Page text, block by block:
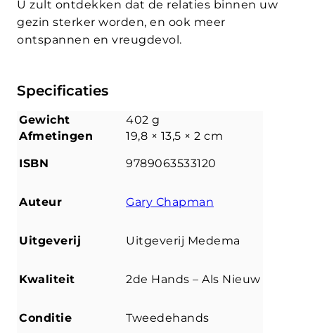
U zult ontdekken dat de relaties binnen uw
gezin sterker worden, en ook meer
ontspannen en vreugdevol.
Specificaties
Gewicht
402 g
Afmetingen
19,8 × 13,5 × 2 cm
ISBN 9789063533120
Auteur Gary Chapman
Uitgeverij Uitgeverij Medema
Kwaliteit 2de Hands – Als Nieuw
Conditie Tweedehands